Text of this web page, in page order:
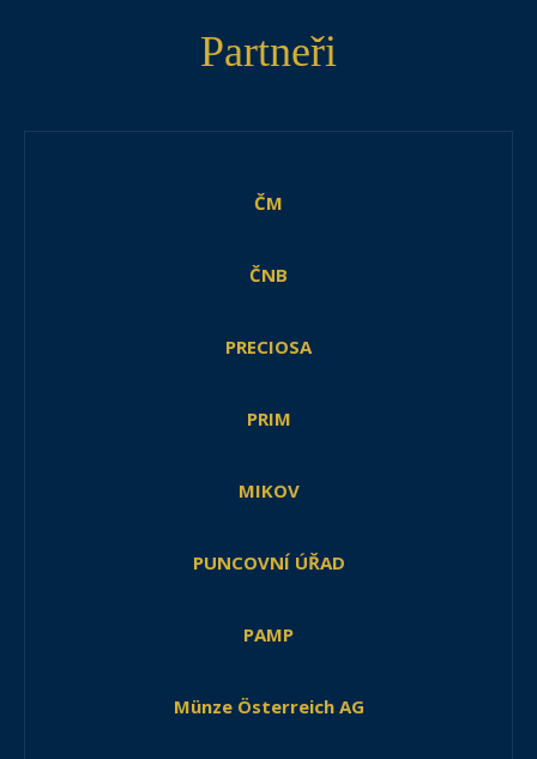
Partneři
ČM
ČNB
PRECIOSA
PRIM
MIKOV
PUNCOVNÍ ÚŘAD
PAMP
Münze Österreich AG